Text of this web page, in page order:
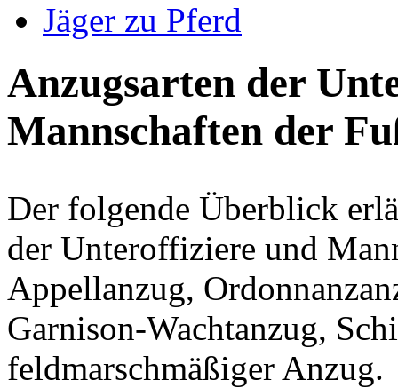
Jäger zu Pferd
Anzugsarten der
Mannschaften der
Der folgende Überblick
der Unteroffiziere und
Appellanzug,
Garnison-Wachtanzug,
feldmarschmäßiger Anzug.